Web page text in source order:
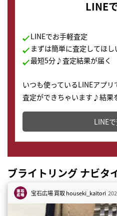
LINE
LINEでお手軽査定
まずは簡単に査定してほし
最短5分♪査定結果が届く
いつも使っているLINEアプ
査定ができちゃいます♪結果
どこからでもすぐに査定金額
LINE
ブライトリング ナビタ
宝石広場 買取houseki_kaitori